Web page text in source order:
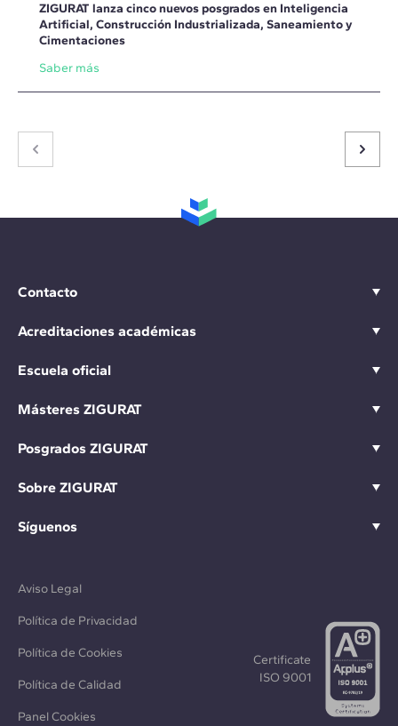
ZIGURAT lanza cinco nuevos posgrados en Inteligencia
Artificial, Construcción Industrializada, Saneamiento y
Cimentaciones
Saber más
Contacto
Acreditaciones académicas
Escuela oficial
Másteres ZIGURAT
Posgrados ZIGURAT
Sobre ZIGURAT
Síguenos
Aviso Legal
Política de Privacidad
Política de Cookies
Política de Calidad
Panel Cookies
Certificate
ISO 9001